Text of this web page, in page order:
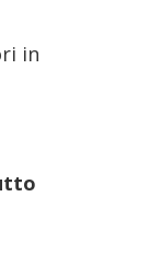
in